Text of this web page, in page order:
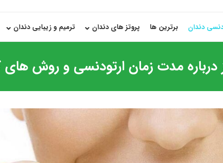
دندان برترین ها پروتز های دندان ترمیم و زیبایی دندان
مدت زمان ارتودنسی و روش های